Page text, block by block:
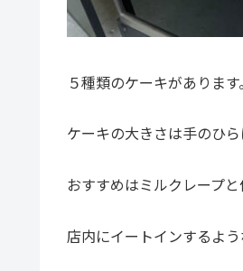
５種類のケーキがあります
ケーキの大きさは手のひ
おすすめはミルクレープ
店内にイートインするよ